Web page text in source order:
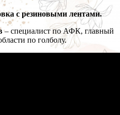
с резиновыми лентами.
– специалист по АФК, главный
по голболу.